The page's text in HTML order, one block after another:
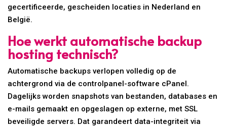
gecertificeerde, gescheiden locaties in Nederland en
België.
Hoe werkt automatische backup
hosting technisch?
Automatische backups verlopen volledig op de
achtergrond via de controlpanel-software cPanel.
Dagelijks worden snapshots van bestanden, databases en
e-mails gemaakt en opgeslagen op externe, met SSL
beveiligde servers. Dat garandeert data-integriteit via